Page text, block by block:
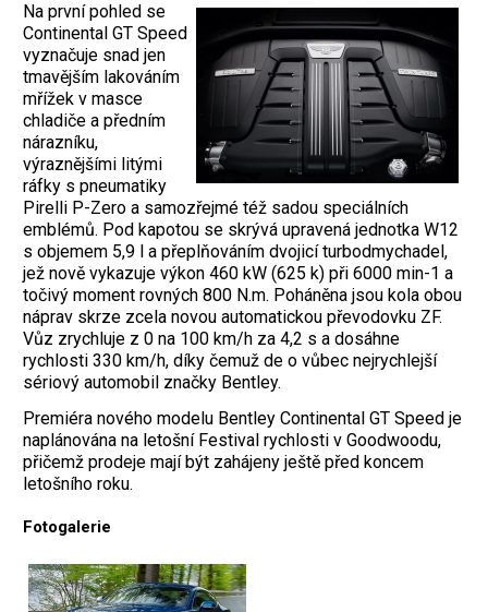
Na první pohled se
Continental GT Speed
vyznačuje snad jen
tmavějším lakováním
mřížek v masce
chladiče a předním
nárazníku,
výraznějšími litými
ráfky s pneumatiky
Pirelli P-Zero a samozřejmé též sadou speciálních
emblémů. Pod kapotou se skrývá upravená jednotka W12
s objemem 5,9 l a přeplňováním dvojicí turbodmychadel,
jež nově vykazuje výkon 460 kW (625 k) při 6000 min-1 a
točivý moment rovných 800 N.m. Poháněna jsou kola obou
náprav skrze zcela novou automatickou převodovku ZF.
Vůz zrychluje z 0 na 100 km/h za 4,2 s a dosáhne
rychlosti 330 km/h, díky čemuž de o vůbec nejrychlejší
sériový automobil značky Bentley.
Premiéra nového modelu Bentley Continental GT Speed je
naplánována na letošní Festival rychlosti v Goodwoodu,
přičemž prodeje mají být zahájeny ještě před koncem
letošního roku.
Fotogalerie